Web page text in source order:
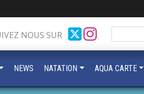
NOUS SUR
NEWS NATATION AQUA CARTE